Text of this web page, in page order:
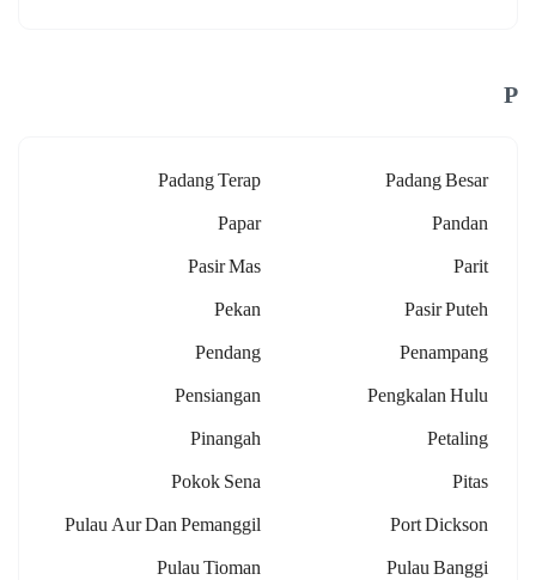
P
Padang Besar
Padang Terap
Pandan
Papar
Parit
Pasir Mas
Pasir Puteh
Pekan
Penampang
Pendang
Pengkalan Hulu
Pensiangan
Petaling
Pinangah
Pitas
Pokok Sena
Port Dickson
Pulau Aur Dan Pemanggil
Pulau Banggi
Pulau Tioman